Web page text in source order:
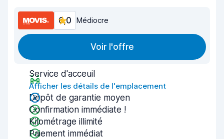
6,0 Médiocre
Voir l'offre
Service d'acceuil
Afficher les détails de l'emplacement
Dépôt de garantie moyen
Confirmation immédiate !
Kilométrage illimité
Paiement immédiat